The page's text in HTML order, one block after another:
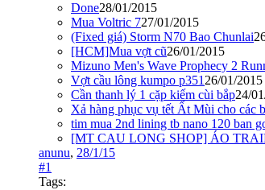
Done28/01/2015
Mua Voltric 727/01/2015
(Fixed giá) Storm N70 Bao Chunlai
[HCM]Mua vợt cũ26/01/2015
Mizuno Men's Wave Prophecy 2
Vợt cầu lông kumpo p351 26/01/2015
Cần thanh lý 1 cặp kiếm cùi bắp24/
Xả hàng phục vụ tết Ất Mùi cho các
tim mua 2nd lining tb nano 120 ban
[MT CAU LONG SHOP] ÁO
anunu, 28/1/15
#1
Tags: